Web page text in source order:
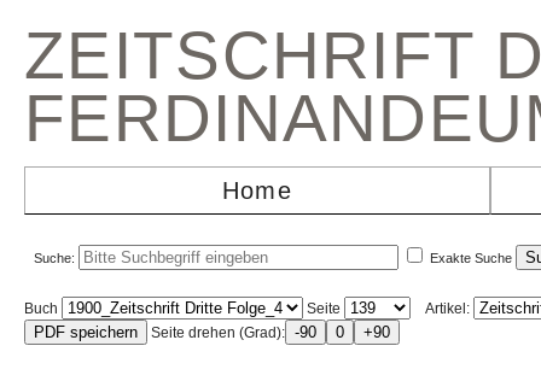
ZEITSCHRIFT
Home
Suche: Exakte Suche
Buch Seite
Artikel:
Seite drehen (Grad):